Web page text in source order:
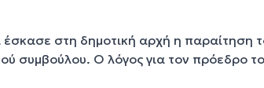
στη δημοτική αρχή η παραίτηση
συμβούλου. Ο λόγος για τον πρόεδρο